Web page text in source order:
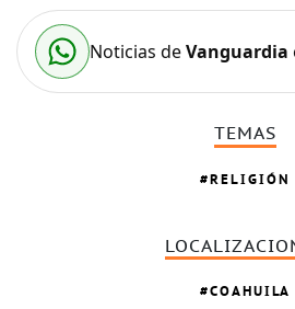
Noticias deVanguardia
TEMAS
RELIGIÓN
COAHUILA